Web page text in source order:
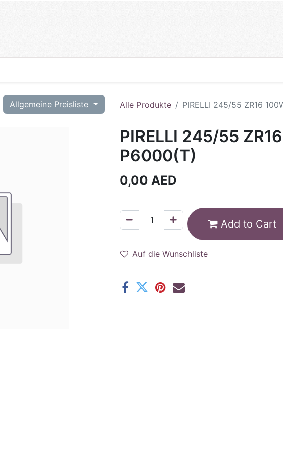
Allgemeine Preisliste Alle Produkte PIRELLI 245/55 ZR16
PIRELLI 245/55
P6000(T)
0,00 AED
Add to Cart
Auf die Wunschliste